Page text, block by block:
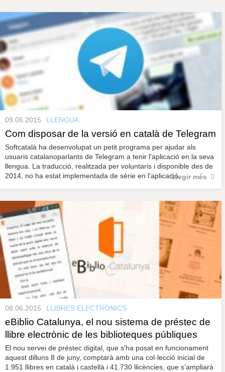
u
l
e
c
a
u
09.06.2015 LLENGUA
Com disposar de la versió en català de Telegram
Softcatalà ha desenvolupat un petit programa per ajudar als
usuaris catalanoparlants de Telegram a tenir l'aplicació en la seva
llengua. La traducció, realitzada per voluntaris i disponible des de
2014, no ha estat implementada de sèrie en l'aplicació.Llegir més
08.06.2015 LLIBRES ELECTRÒNICS
eBiblio Catalunya, el nou sistema de préstec de
llibre electrònic de les biblioteques públiques
El nou servei de préstec digital, que s'ha posat en funcionament
aquest dilluns 8 de juny, comptarà amb una col·lecció inicial de
1.951 llibres en català i castellà i 41.730 llicències, que s’ampliarà
P
à
g
i
n
e
s